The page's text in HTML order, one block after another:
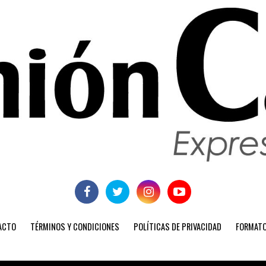
TÉRMINOS Y CONDICIONES POLÍTICAS DE PRIVACIDAD